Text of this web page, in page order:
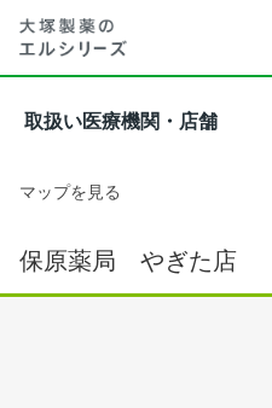
取扱い医療機関・店舗
マップを見る
保原薬局 やぎた店